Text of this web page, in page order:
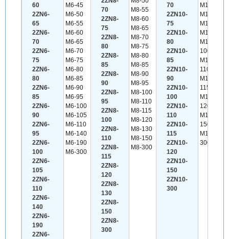
60
2ZN6-
65
2ZN6-
70
2ZN6-
75
2ZN6-
80
2ZN6-
85
2ZN6-
90
2ZN6-
95
2ZN6-
100
2ZN6-
105
2ZN6-
110
2ZN6-
140
2ZN6-
190
2ZN6-
M6-45
M6-50
M6-55
M6-60
M6-65
M6-70
M6-75
M6-80
M6-85
M6-90
M6-95
M6-100
M6-105
M6-110
M6-140
M6-190
M6-300
70
2ZN8-
75
2ZN8-
80
2ZN8-
85
2ZN8-
90
2ZN8-
95
2ZN8-
100
2ZN8-
110
2ZN8-
115
2ZN8-
120
2ZN8-
130
2ZN8-
150
2ZN8-
300
M8-55
M8-60
M8-65
M8-70
M8-75
M8-80
M8-85
M8-90
M8-95
M8-100
M8-110
M8-115
M8-120
M8-130
M8-150
M8-300
70
2ZN10-
75
2ZN10-
80
2ZN10-
85
2ZN10-
90
2ZN10-
100
2ZN10-
110
2ZN10-
115
2ZN10-
120
2ZN10-
150
2ZN10-
300
M10-75
M10-80
M10-85
M10-90
M10-
100
M10-
110
M10-
115
M10-
120
M10-
150
M10-
300